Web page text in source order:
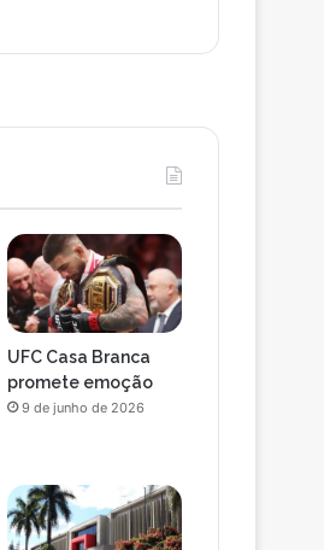
UFC Casa Branca
promete emoção
9 de junho de 2026